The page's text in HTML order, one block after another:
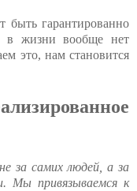
гарантированно
в жизни вообще нет
это, нам становится
за самих людей, а за
Мы привязываемся к